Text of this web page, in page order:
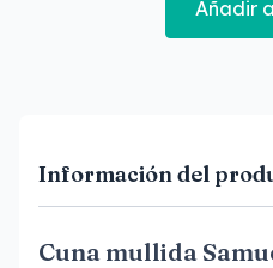
Añadir
Información del
Cuna mullida